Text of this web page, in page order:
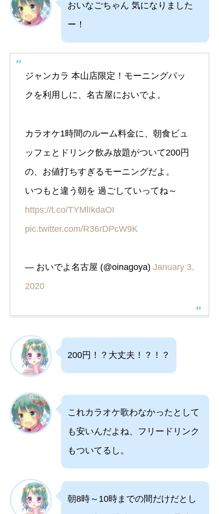
おいなごちゃん 気になりました
ー！
ジャンカラ 本山店限定！モーニングパッ
クを利用しに、名古屋においでよ。
カラオケ1時間のルーム料金に、朝食ビュ
ッフェとドリンク飲み放題がついて200円
の、お値打ちすぎるモーニングだよ。
いつもと違う朝を 過ごしていってね～
https://t.co/TYMlIkdaOI
pic.twitter.com/R36rDPcW9K
— おいでよ名古屋 (@oinagoya) January 3,
2020
200円！？大丈夫！？！？
これカラオケ歌わなかったとして
も安いんだよね、フリードリンク
もついてるし。
朝8時～10時までの間だけだとし